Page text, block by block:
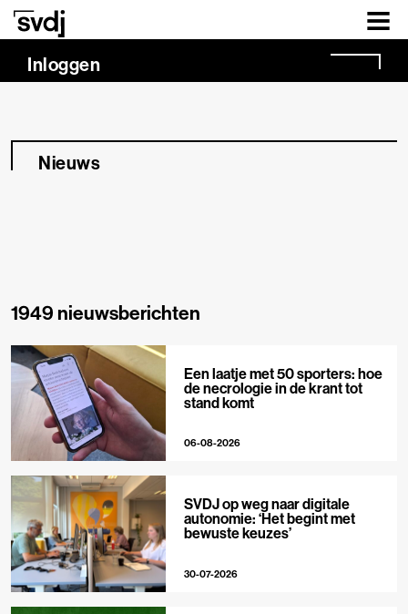
Naar hoofdinhoud
Inloggen
Nieuws
1949 nieuwsberichten
Een laatje met 50 sporters: hoe
de necrologie in de krant tot
stand komt
06-08-2026
SVDJ op weg naar digitale
autonomie: ‘Het begint met
bewuste keuzes’
30-07-2026